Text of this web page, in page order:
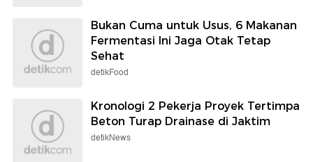
Bukan Cuma untuk Usus, 6 Makanan
Fermentasi Ini Jaga Otak Tetap
Sehat
detikFood
Kronologi 2 Pekerja Proyek Tertimpa
Beton Turap Drainase di Jaktim
detikNews